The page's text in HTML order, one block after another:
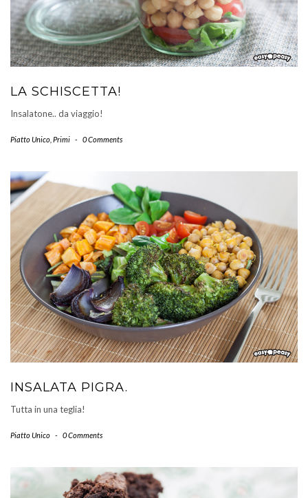
LA SCHISCETTA!
Insalatone.. da viaggio!
Piatto Unico Primi - 0 Comments
INSALATA PIGRA.
Tutta in una teglia!
Piatto Unico - 0 Comments